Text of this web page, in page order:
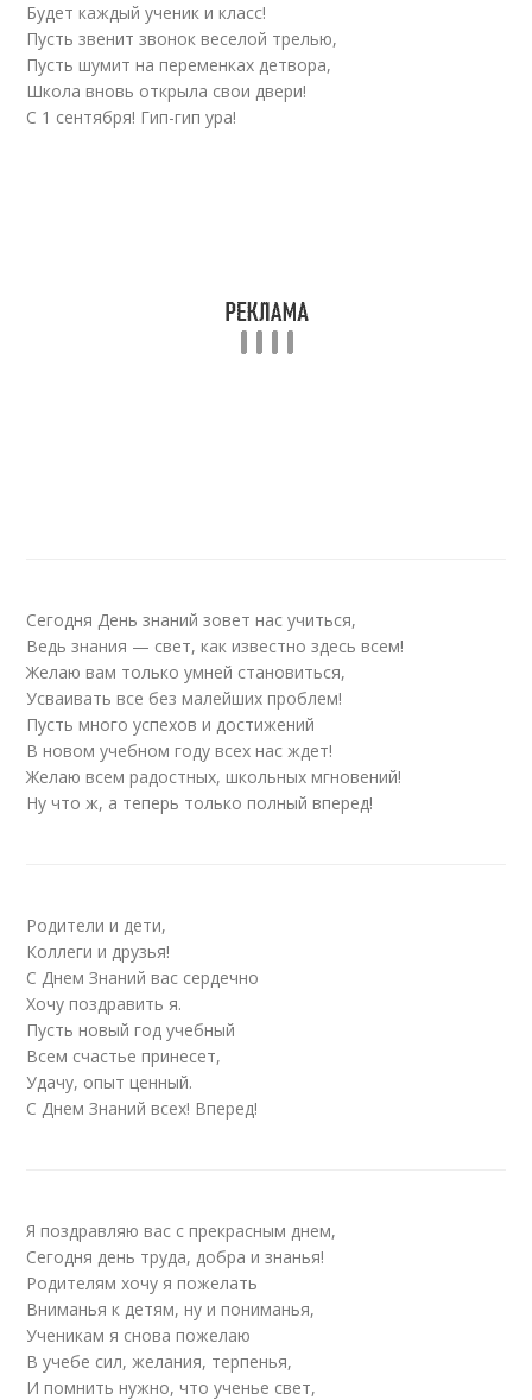
Будет каждый ученик и класс!
Пусть звенит звонок веселой трелью,
Пусть шумит на переменках детвора,
Школа вновь открыла свои двери!
С 1 сентября! Гип-гип ура!
Сегодня День знаний зовет нас учиться,
Ведь знания — свет, как известно здесь всем!
Желаю вам только умней становиться,
Усваивать все без малейших проблем!
Пусть много успехов и достижений
В новом учебном году всех нас ждет!
Желаю всем радостных, школьных мгновений!
Ну что ж, а теперь только полный вперед!
Родители и дети,
Коллеги и друзья!
С Днем Знаний вас сердечно
Хочу поздравить я.
Пусть новый год учебный
Всем счастье принесет,
Удачу, опыт ценный.
С Днем Знаний всех! Вперед!
Я поздравляю вас с прекрасным днем,
Сегодня день труда, добра и знанья!
Родителям хочу я пожелать
Вниманья к детям, ну и пониманья,
Ученикам я снова пожелаю
В учебе сил, желания, терпенья,
И помнить нужно, что ученье свет,